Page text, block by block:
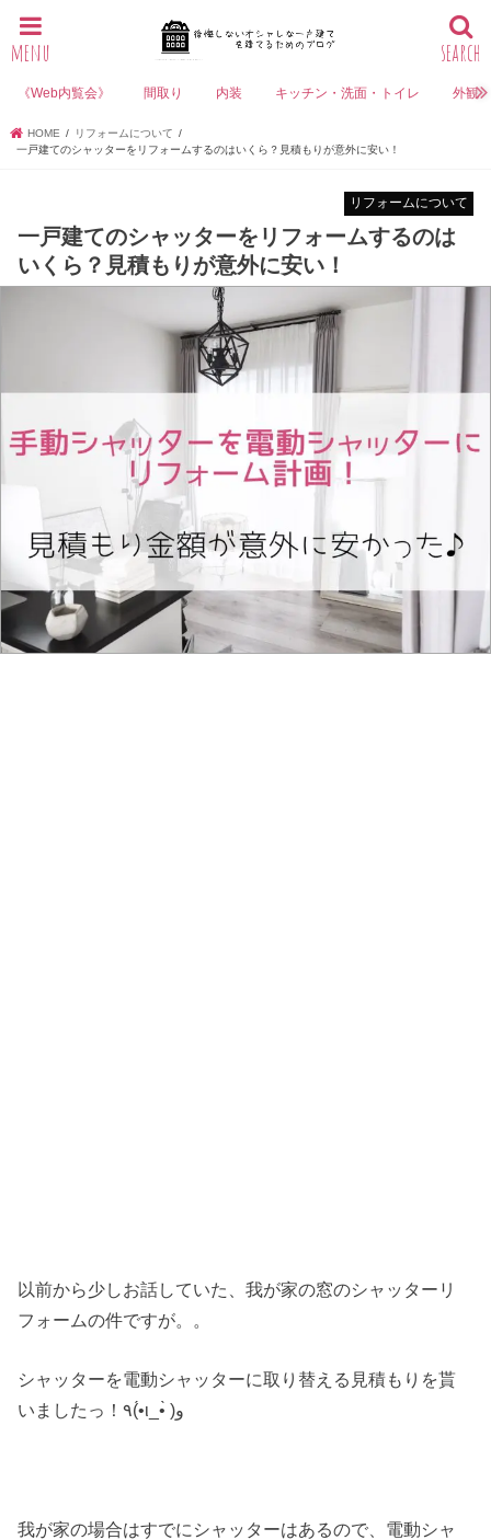
search
menu
《Web内覧会》 間取り 内装 キッチン・洗面・トイレ 外観
HOME
リフォームについて
一戸建てのシャッターをリフォームするのはいくら？見積もりが意外に安い！
リフォームについて
一戸建てのシャッターをリフォームするのは
いくら？見積もりが意外に安い！
以前から少しお話していた、我が家の窓のシャッターリ
フォームの件ですが。。
シャッターを電動シャッターに取り替える見積もりを貰
いましたっ！٩(•́ι_•̀ )و
我が家の場合はすでにシャッターはあるので、電動シャ